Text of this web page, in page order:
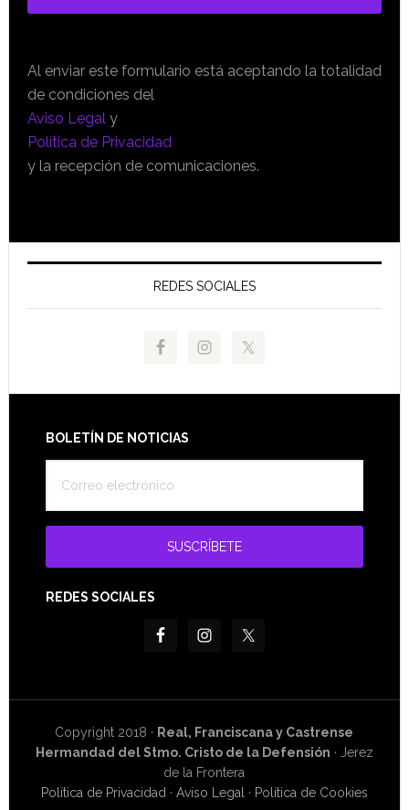
Al enviar este formulario está aceptando la totalidad
de condiciones del
Aviso Legal y
Política de Privacidad
y la recepción de comunicaciones.
REDES SOCIALES
Footer
BOLETÍN DE NOTICIAS
REDES SOCIALES
Copyright 2018 · Real, Franciscana y Castrense
Hermandad del Stmo. Cristo de la Defensión · Jerez
de la Frontera
Política de Privacidad · Aviso Legal · Política de Cookies